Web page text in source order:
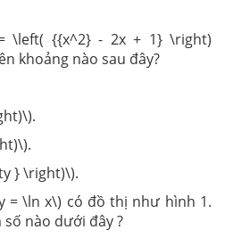
\left( {{x^2} - 2x + 1} \right)
khoảng nào sau đây?
} \right)\).
= \ln x\) có đồ thị như hình 1.
nào dưới đây ?